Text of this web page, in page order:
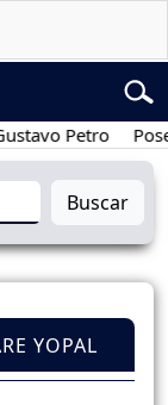
Petro Posesión
Buscar
YOPAL